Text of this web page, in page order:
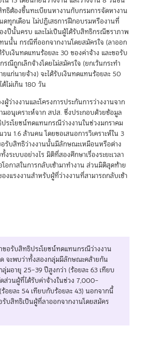
ธิต้องขึ้นทะเบียนหางานกับกรมการจัดหางาน
ดทุกเดือน ไม่ปฏิเสธการฝึกอบรมหรืองานที่
องปีนั้นครบ และไม่เป็นผู้ได้รับสิทธิกรณีชราภาพ
นนั้น กรณีที่ออกจากงานโดยสมัครใจ (ลาออก
เงินทดแทนร้อยละ 30 ของค่าจ้าง และขอรับ
ณีถูกเลิกจ้างโดยไม่สมัครใจ (ยกเว้นกระทำ
ยแก่นายจ้าง) จะได้รับเงินทดแทนร้อยละ 50
ไม่เกิน 180 วัน
ว่างงานและโครงการประกันการว่างงานจาก
อนุเคราะห์จาก สปส. ซึ่งประกอบด้วยข้อมูล
ระโยชน์ทดแทนกรณีว่างงานในช่วงมกราคม
น 1.6 ล้านคน โดยขอเสนอการวิเคราะห์ใน 3
รับสิทธิว่างงานนั้นมีลักษณะเหมือนหรือต่าง
ระบบอย่างไร มิติที่สองศึกษาเรื่องระยะเวลา
อกาสในการกลับเข้ามาทำงาน ส่วนมิติสุดท้าย
งแรงงานสำหรับผู้ที่ว่างงานที่สามารถกลับเข้า
ขอรับสิทธิประโยชน์ทดแทนกรณีว่างงาน
จะพบว่าทั้งสองกลุ่มมีลักษณะคล้ายกัน
มอายุ 25–39 ปีสูงกว่า (ร้อยละ 63 เทียบ
ส่วนผู้ที่ได้รับค่าจ้างในช่วง 7,000–
อยละ 54 เทียบกับร้อยละ 43) นอกจากนี้
บสิทธิเป็นผู้ที่ลาออกจากงานโดยสมัคร